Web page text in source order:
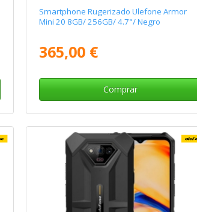
Smartphone Rugerizado Ulefone Armor
Mini 20 8GB/ 256GB/ 4.7"/ Negro
365,00 €
Comprar